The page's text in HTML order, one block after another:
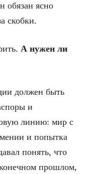
обязан ясно
скобки.
А нужен ли
должен быть
и
линию: мир с
и попытка
понять, что
прошлом,